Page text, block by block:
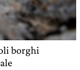
borghi